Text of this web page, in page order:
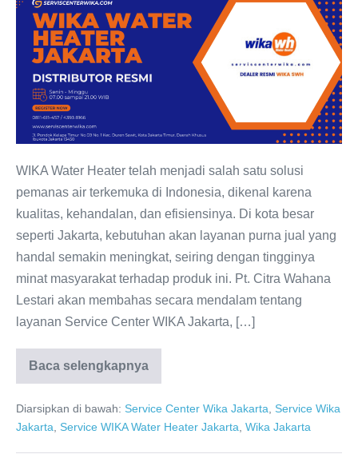
Center
WIKA
Jakarta:
Dealer
resmi
WIKA
Water
Heater
WIKA Water Heater telah menjadi salah satu solusi
pemanas air terkemuka di Indonesia, dikenal karena
kualitas, kehandalan, dan efisiensinya. Di kota besar
seperti Jakarta, kebutuhan akan layanan purna jual yang
handal semakin meningkat, seiring dengan tingginya
minat masyarakat terhadap produk ini. Pt. Citra Wahana
Lestari akan membahas secara mendalam tentang
layanan Service Center WIKA Jakarta, […]
Baca selengkapnya
Service
Center
Jakarta:
Dealer
resmi
Diarsipkan di bawah: Service Center Wika Jakarta
Service Wika
Jakarta
Service WIKA Water Heater Jakarta Wika Jakarta